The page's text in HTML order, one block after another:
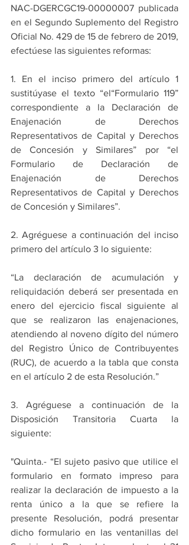
NAC-DGERCGC19-00000007 publicada
en el Segundo Suplemento del Registro
Oficial No. 429 de 15 de febrero de 2019,
efectúese las siguientes reformas:
1. En el inciso primero del artículo 1
sustitúyase el texto “el“Formulario 119”
correspondiente a la Declaración de
Enajenación de Derechos
Representativos de Capital y Derechos
de Concesión y Similares” por “el
Formulario de Declaración de
Enajenación de Derechos
Representativos de Capital y Derechos
de Concesión y Similares”.
2. Agréguese a continuación del inciso
primero del artículo 3 lo siguiente:
“La declaración de acumulación y
reliquidación deberá ser presentada en
enero del ejercicio fiscal siguiente al
que se realizaron las enajenaciones,
atendiendo al noveno dígito del número
del Registro Único de Contribuyentes
(RUC), de acuerdo a la tabla que consta
en el artículo 2 de esta Resolución.”
3. Agréguese a continuación de la
Disposición Transitoria Cuarta la
siguiente:
"Quinta.- “El sujeto pasivo que utilice el
formulario en formato impreso para
realizar la declaración de impuesto a la
renta único a la que se refiere la
presente Resolución, podrá presentar
dicho formulario en las ventanillas del